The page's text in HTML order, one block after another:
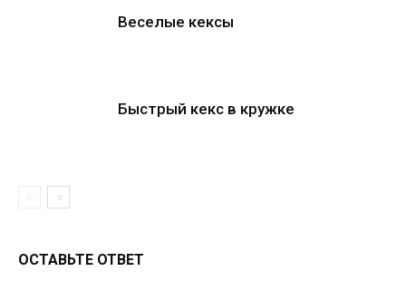
Веселые кексы
Быстрый кекс в кружке
ОСТАВЬТЕ ОТВЕТ